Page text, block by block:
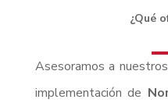
¿Qué
Asesoramos a
implementación de